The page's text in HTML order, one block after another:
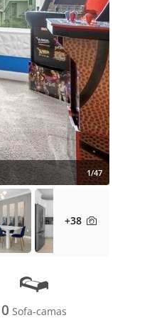
1/47
+38
0 Sofa-camas